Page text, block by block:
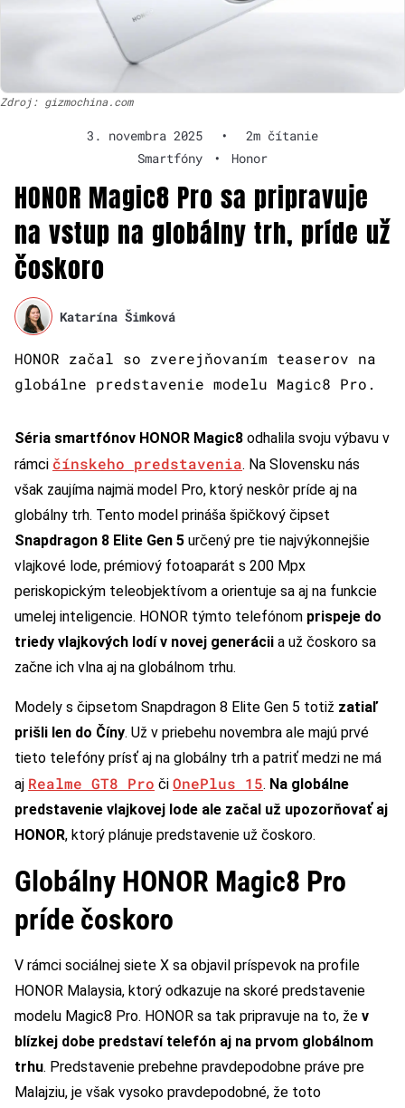
Zdroj: gizmochina.com
3. novembra 2025 •
2m čítanie
Smartfóny
• Honor
HONOR Magic8 Pro sa pripravuje
na vstup na globálny trh, príde už
čoskoro
Katarína Šimková
HONOR začal so zverejňovaním teaserov na
globálne predstavenie modelu Magic8 Pro.
Séria smartfónov HONOR Magic8 odhalila svoju výbavu v
rámci čínskeho predstavenia. Na Slovensku nás
však zaujíma najmä model Pro, ktorý neskôr príde aj na
globálny trh. Tento model prináša špičkový čipset
Snapdragon 8 Elite Gen 5 určený pre tie najvýkonnejšie
vlajkové lode, prémiový fotoaparát s 200 Mpx
periskopickým teleobjektívom a orientuje sa aj na funkcie
umelej inteligencie. HONOR týmto telefónom prispeje do
triedy vlajkových lodí v novej generácii a už čoskoro sa
začne ich vlna aj na globálnom trhu.
Modely s čipsetom Snapdragon 8 Elite Gen 5 totiž zatiaľ
prišli len do Číny. Už v priebehu novembra ale majú prvé
tieto telefóny prísť aj na globálny trh a patriť medzi ne má
aj Realme GT8 Pro či OnePlus 15. Na globálne
predstavenie vlajkovej lode ale začal už upozorňovať aj
HONOR, ktorý plánuje predstavenie už čoskoro.
Globálny HONOR Magic8 Pro
príde čoskoro
V rámci sociálnej siete X sa objavil príspevok na profile
HONOR Malaysia, ktorý odkazuje na skoré predstavenie
modelu Magic8 Pro. HONOR sa tak pripravuje na to, že v
blízkej dobe predstaví telefón aj na prvom globálnom
trhu. Predstavenie prebehne pravdepodobne práve pre
Malajziu, je však vysoko pravdepodobné, že toto